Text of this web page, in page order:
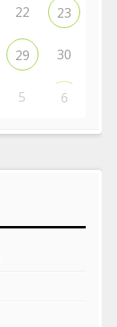
22 23
29 30
5 6